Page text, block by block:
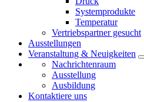
Systemprodukte
Temperatur
Vertriebspartner gesucht
Ausstellungen
Veranstaltung & Neuigkeiten
Nachrichtenraum
Ausstellung
Ausbildung
Kontaktiere uns